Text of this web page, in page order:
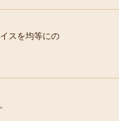
スを均等にの